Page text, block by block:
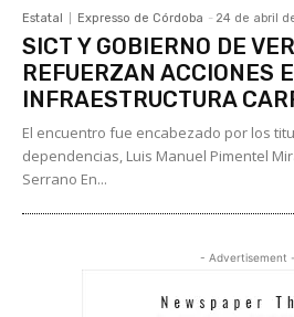
Estatal Expresso de Córdoba - 24 de abril
SICT Y GOBIERNO DE
REFUERZAN ACCIONES
INFRAESTRUCTURA
El encuentro fue encabezado por los
dependencias, Luis Manuel Pimentel
Serrano En...
- Advertisement -